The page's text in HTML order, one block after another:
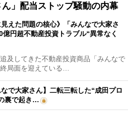
ん」配当ストップ騒動の内幕
見えた問題の核心》「みんなで大家さ
億円超不動産投資トラブル“異常なく
及してきた不動産投資商品「みんなで
局面を迎えている…
なで大家さん】二転三転した“成田プロ
裏で起き…